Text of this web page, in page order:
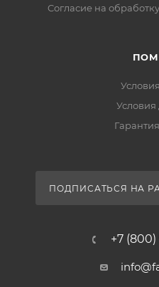
Cогласие на
Условия
ПОДПИСАТЬСЯ НА
+7